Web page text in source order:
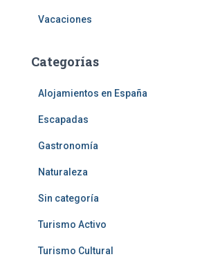
Vacaciones
Categorías
Alojamientos en España
Escapadas
Gastronomía
Naturaleza
Sin categoría
Turismo Activo
Turismo Cultural